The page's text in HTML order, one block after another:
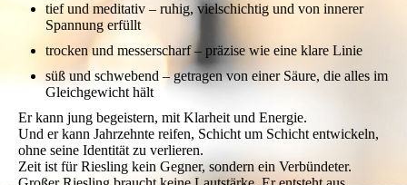
tief und meditativ – ruhig, vielschichtig und von innerer
Spannung erfüllt
trocken und messerscharf – präzise wie eine klare Linie
süß und schwebend – getragen von einer Säure, die alles im
Gleichgewicht hält
Er kann jung begeistern, mit Klarheit und Energie.
Und er kann Jahrzehnte reifen, Schicht um Schicht entwickeln,
ohne seine Identität zu verlieren.
Zeit ist für Riesling kein Gegner, sondern ein Verbündeter.